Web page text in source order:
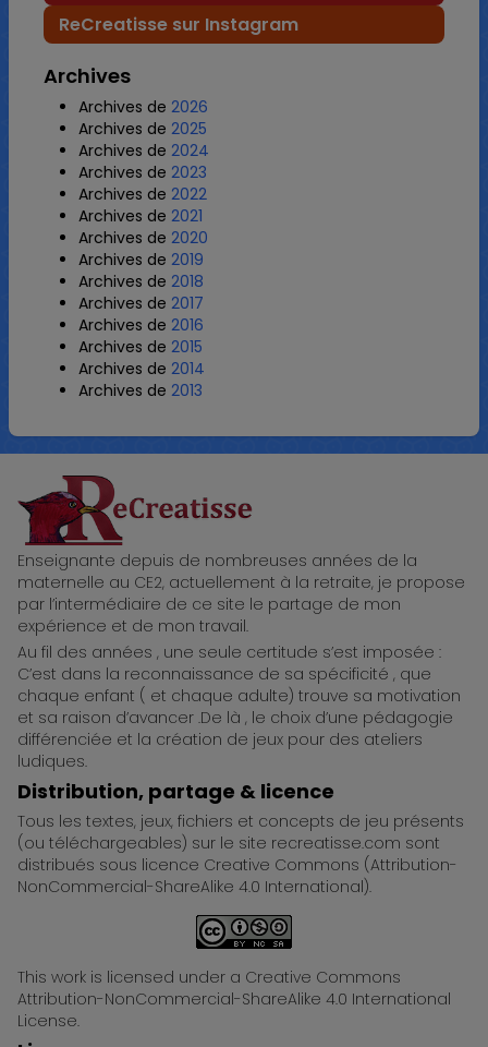
ReCreatisse sur Instagram
Archives
Archives de 2026
Archives de 2025
Archives de 2024
Archives de 2023
Archives de 2022
Archives de 2021
Archives de 2020
Archives de 2019
Archives de 2018
Archives de 2017
Archives de 2016
Archives de 2015
Archives de 2014
Archives de 2013
ReCreatisse
Enseignante depuis de nombreuses années de la
maternelle au CE2, actuellement à la retraite, je propose
par l’intermédiaire de ce site le partage de mon
expérience et de mon travail.
Au fil des années , une seule certitude s’est imposée :
C’est dans la reconnaissance de sa spécificité , que
chaque enfant ( et chaque adulte) trouve sa motivation
et sa raison d’avancer .De là , le choix d’une pédagogie
différenciée et la création de jeux pour des ateliers
ludiques.
Distribution, partage & licence
Tous les textes, jeux, fichiers et concepts de jeu présents
(ou téléchargeables) sur le site recreatisse.com sont
distribués sous licence Creative Commons (Attribution-
NonCommercial-ShareAlike 4.0 International).
This work is licensed under a Creative Commons
Attribution-NonCommercial-ShareAlike 4.0 International
License.